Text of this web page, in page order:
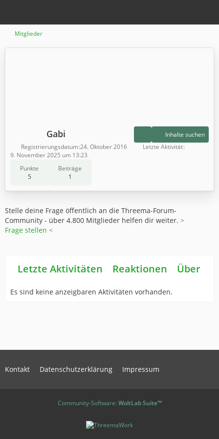
Mitglieder
Gabi
Punkte
5
Beiträge
1
Inhalte suchen
Registrierungsdatum 24. Oktober 2016
Letzte Aktivität
9. November 2025 um 13:23
Stelle deine Frage öffentlich an die Threema-Forum-
Community - über 4.800 Mitglieder helfen dir weiter. >
Frage stellen <
Letzte Aktivitäten Reaktionen Über
Es sind keine anzeigbaren Aktivitäten vorhanden.
Kontakt Datenschutzerklärung Impressum
Community-Software: WoltLab Suite™